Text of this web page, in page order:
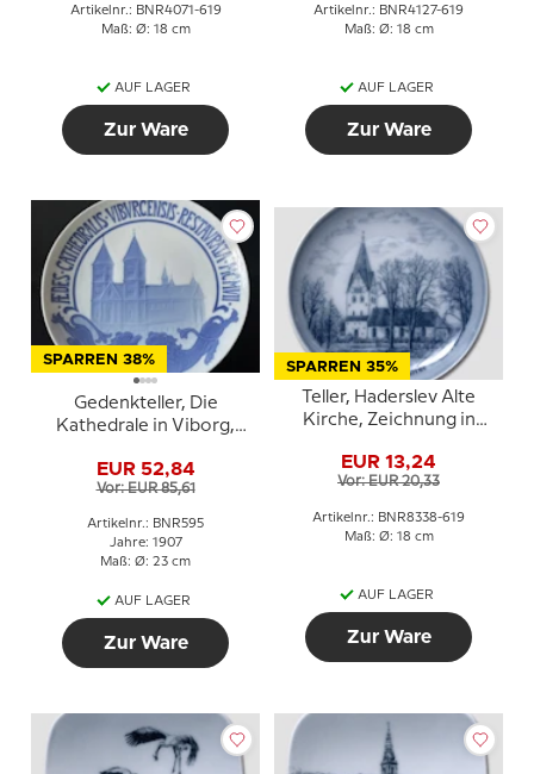
Artikelnr.: BNR4071-619
Maß: Ø: 18 cm
AUF LAGER
Zur Ware
Artikelnr.: BNR4127-619
Maß: Ø: 18 cm
AUF LAGER
Zur Ware
SPARREN 38%
Gedenkteller, Die
Kathedrale in Viborg,
EUR 52,84
Vor: EUR 85,61
Artikelnr.: BNR595
Jahre: 1907
Maß: Ø: 23 cm
AUF LAGER
Zur Ware
SPARREN 35%
Teller, Haderslev Alte
Kirche, Zeichnung in
EUR 13,24
Vor: EUR 20,33
Artikelnr.: BNR8338-619
Maß: Ø: 18 cm
AUF LAGER
Zur Ware